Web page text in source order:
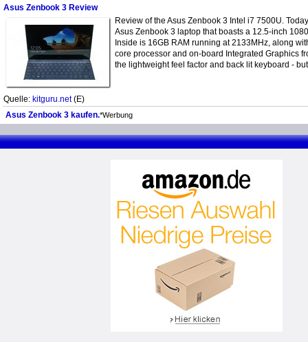
Asus Zenbook 3 Review
Review of the Asus Zenbook 3 Intel i7 7500U.
Asus Zenbook 3 laptop that boasts a 12.5-inch
Inside is 16GB RAM running at 2133MHz, along
core processor and on-board Integrated Graphics
the lightweight feel factor and back lit keyboard -
Quelle: kitguru.net(E)
Asus Zenbook 3 kaufen.*Werbung